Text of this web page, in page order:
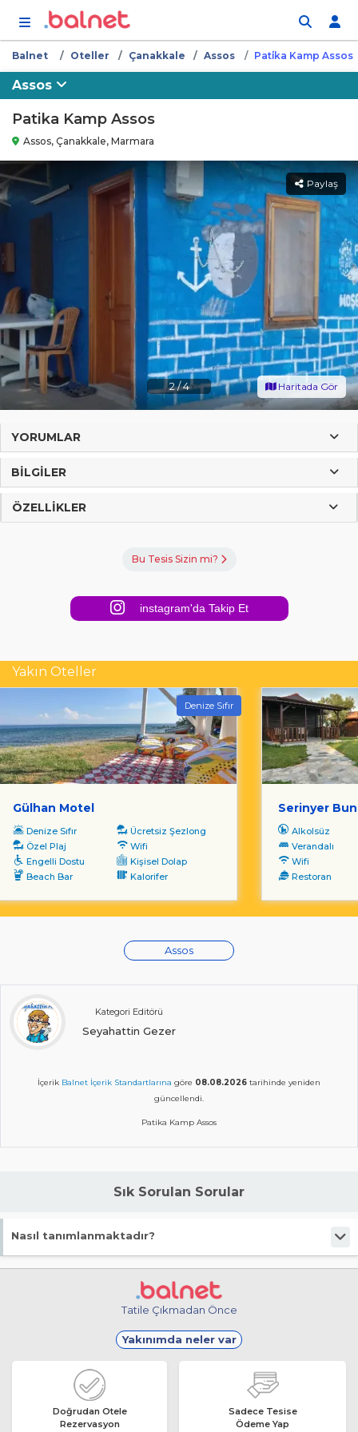
Balnet Oteller Çanakkale Assos Pati̇ka Kamp Assos
Assos
Patika Kamp Assos
Assos, Çanakkale, Marmara
2/4
Paylaş
Haritada Gör
YORUMLAR
BILGILER
ÖZELLIKLER
Bu Tesis Sizin mi?
instagram'da Takip Et
Yakın Oteller
Denize Sıfır
Gülhan Motel
Denize Sıfır
Ücretsiz Şezlong
Özel Plaj
Wifi
Engelli Dostu
Kişisel Dolap
Beach Bar
Kalorifer
Serinyer
Alkolsüz
Verandalı
Wifi
Restoran
Assos
Kategori Editörü
Seyahattin Gezer
İçerik Balnet İçerik Standartlarına göre 08.08.2026 tarihinde yeniden
güncellendi.
Patika Kamp Assos
Sık Sorulan Sorular
Nasıl tanımlanmaktadır?
Tesis Kamp Yeri statüsündedir.
Tatile Çıkmadan Önce
Yakınımda neler var
Doğrudan Otele
Rezervasyon
Sadece Tesise
Ödeme Yap